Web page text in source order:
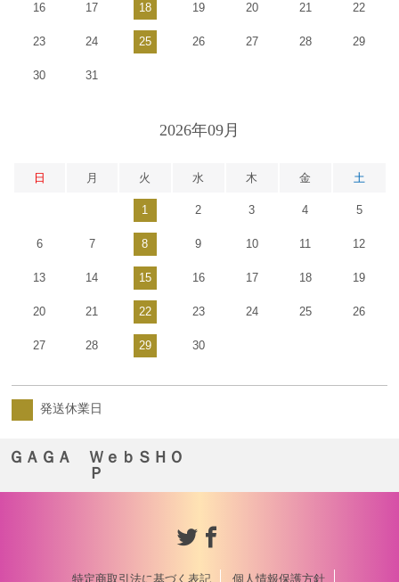
16 17 18 19 20 21 22
23 24 25 26 27 28 29
30 31
2026年09月
日 月 火 水 木 金 土
1 2 3 4 5
6 7 8 9 10 11 12
13 14 15 16 17 18 19
20 21 22 23 24 25 26
27 28 29 30
発送休業日
ＧＡＧＡ ＷｅｂＳＨＯ
Ｐ
特定商取引法に基づく表記 個人情報保護方針